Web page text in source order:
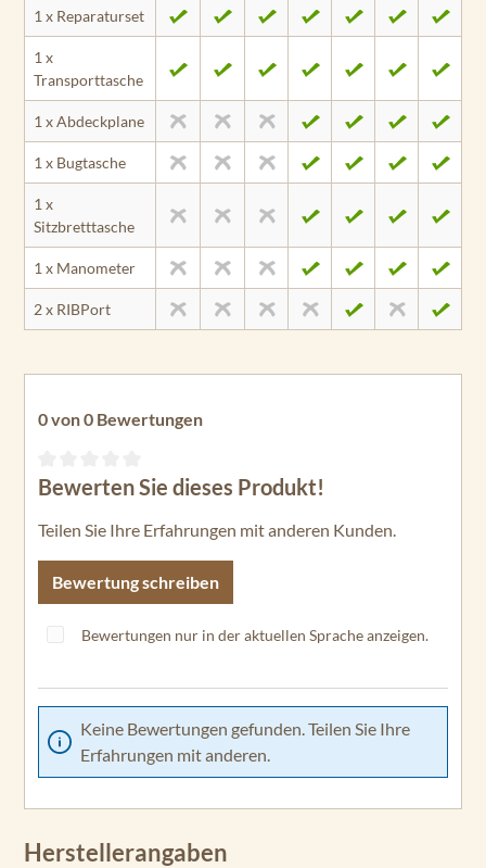
1 x Reparaturset
1 x
Transporttasche
1 x Abdeckplane
1 x Bugtasche
1 x
Sitzbretttasche
1 x Manometer
2 x RIBPort
0 von 0 Bewertungen
Durchschnittliche Bewertung von 0 von 5 Sternen
Bewerten Sie dieses Produkt!
Teilen Sie Ihre Erfahrungen mit anderen Kunden.
Bewertung schreiben
Bewertungen nur in der aktuellen Sprache anzeigen.
Keine Bewertungen gefunden. Teilen Sie Ihre
Erfahrungen mit anderen.
Herstellerangaben